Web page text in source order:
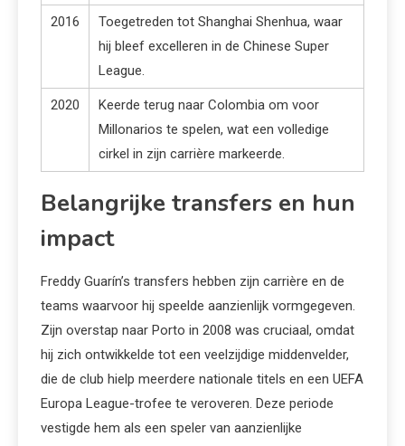
2016
Toegetreden tot Shanghai Shenhua, waar
hij bleef excelleren in de Chinese Super
League.
2020
Keerde terug naar Colombia om voor
Millonarios te spelen, wat een volledige
cirkel in zijn carrière markeerde.
Belangrijke transfers en hun
impact
Freddy Guarín’s transfers hebben zijn carrière en de
teams waarvoor hij speelde aanzienlijk vormgegeven.
Zijn overstap naar Porto in 2008 was cruciaal, omdat
hij zich ontwikkelde tot een veelzijdige middenvelder,
die de club hielp meerdere nationale titels en een UEFA
Europa League-trofee te veroveren. Deze periode
vestigde hem als een speler van aanzienlijke